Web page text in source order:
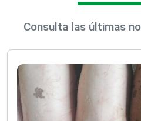
Consulta las últimas